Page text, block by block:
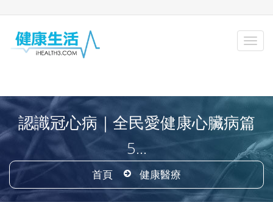
認識冠心病｜全民愛健康心臟病篇
5...
首頁 健康醫療